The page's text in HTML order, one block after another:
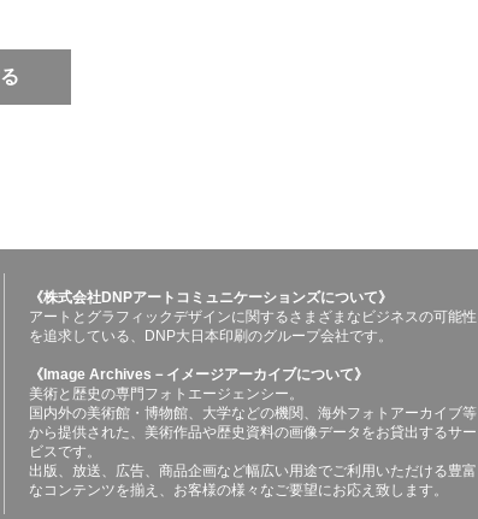
《株式会社DNPアートコミュニケーションズについて》
アートとグラフィックデザインに関するさまざまなビジネスの可能性
を追求している、DNP大日本印刷のグループ会社です。
《Image Archives－イメージアーカイブについて》
美術と歴史の専門フォトエージェンシー。
国内外の美術館・博物館、大学などの機関、海外フォトアーカイブ等
から提供された、美術作品や歴史資料の画像データをお貸出するサー
ビスです。
出版、放送、広告、商品企画など幅広い用途でご利用いただける豊富
なコンテンツを揃え、お客様の様々なご要望にお応え致します。